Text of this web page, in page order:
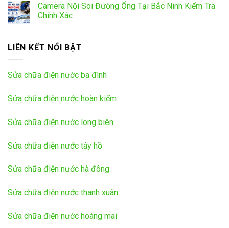
Camera Nội Soi Đường Ống Tại Bắc Ninh Kiểm Tra
Chính Xác
LIÊN KẾT NỔI BẬT
Sửa chữa điện nước ba đình
Sửa chữa điện nước hoàn kiếm
Sửa chữa điện nước long biên
Sửa chữa điện nước tây hồ
Sửa chữa điện nước hà đông
Sửa chữa điện nước thanh xuân
Sửa chữa điện nước hoàng mai